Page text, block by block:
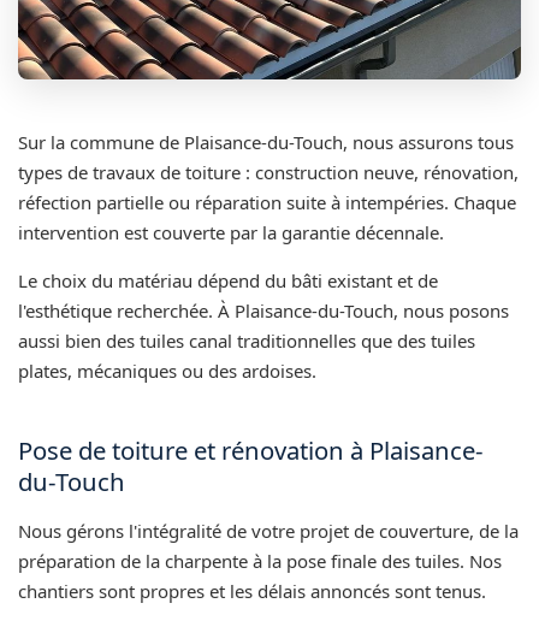
Sur la commune de Plaisance-du-Touch, nous assurons tous
types de travaux de toiture : construction neuve, rénovation,
réfection partielle ou réparation suite à intempéries. Chaque
intervention est couverte par la garantie décennale.
Le choix du matériau dépend du bâti existant et de
l'esthétique recherchée. À Plaisance-du-Touch, nous posons
aussi bien des tuiles canal traditionnelles que des tuiles
plates, mécaniques ou des ardoises.
Pose de toiture et rénovation à Plaisance-
du-Touch
Nous gérons l'intégralité de votre projet de couverture, de la
préparation de la charpente à la pose finale des tuiles. Nos
chantiers sont propres et les délais annoncés sont tenus.